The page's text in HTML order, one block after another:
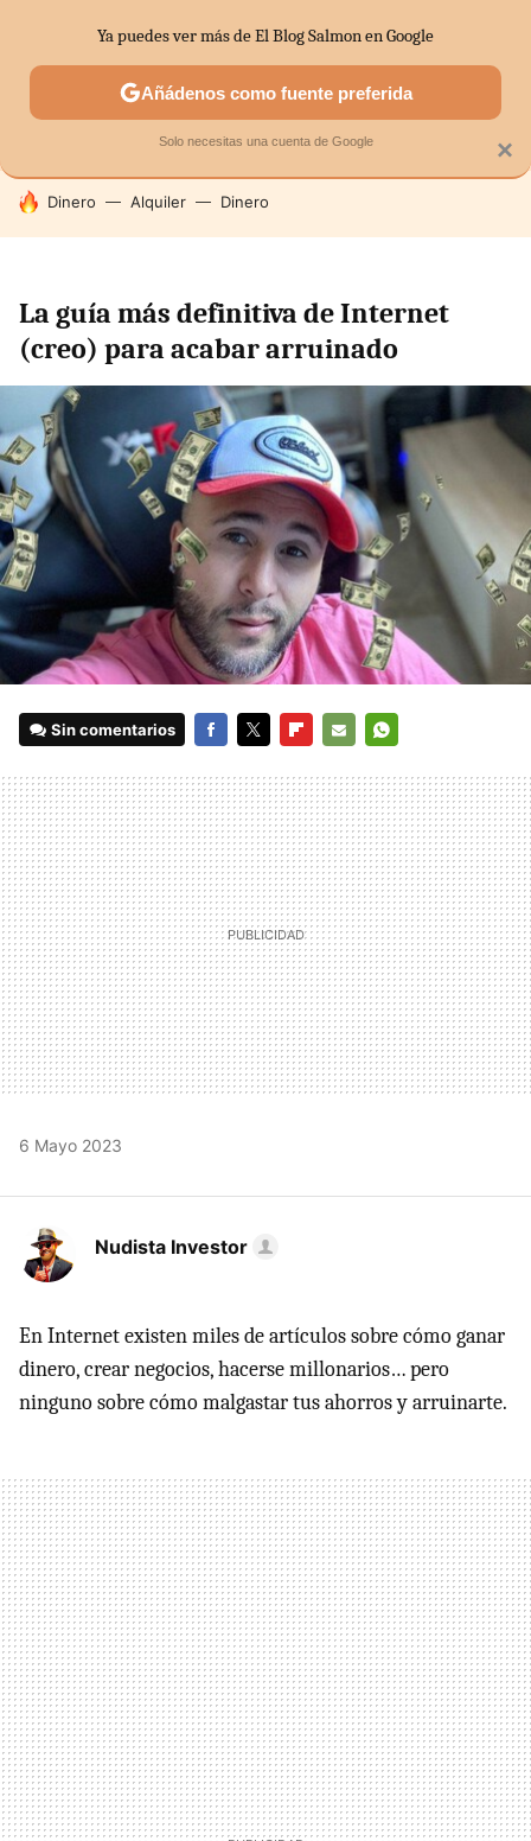
SECTORES ECONOMÍA DOMÉSTICA MERCADOS
HOY SE HABLA DE
Dinero Alquiler Dinero
La guía más definitiva de Internet
(creo) para acabar arruinado
Sin comentarios
MAIL
6 Mayo 2023
Nudista Investor
En Internet existen miles de artículos sobre cómo ganar
dinero, crear negocios, hacerse millonarios… pero
ninguno sobre cómo malgastar tus ahorros y arruinarte.
×
Ya puedes ver más de El Blog Salmon en Google
Añádenos como fuente preferida
Solo necesitas una cuenta de Google